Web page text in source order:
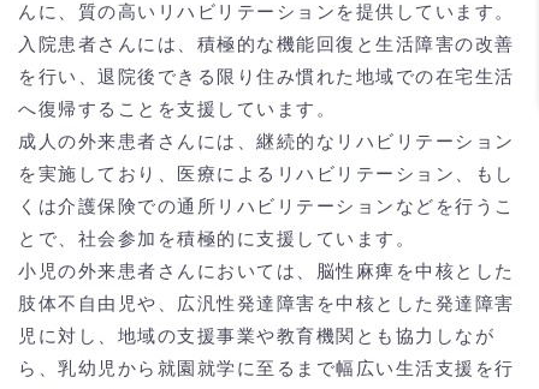
んに、質の高いリハビリテーションを提供しています。
入院患者さんには、積極的な機能回復と生活障害の改善
を行い、退院後できる限り住み慣れた地域での在宅生活
へ復帰することを支援しています。
成人の外来患者さんには、継続的なリハビリテーション
を実施しており、医療によるリハビリテーション、もし
くは介護保険での通所リハビリテーションなどを行うこ
とで、社会参加を積極的に支援しています。
小児の外来患者さんにおいては、脳性麻痺を中核とした
肢体不自由児や、広汎性発達障害を中核とした発達障害
児に対し、地域の支援事業や教育機関とも協力しなが
ら、乳幼児から就園就学に至るまで幅広い生活支援を行